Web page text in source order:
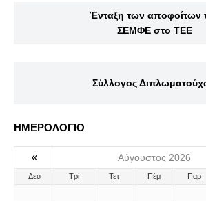
Ένταξη των αποφοίτων
ΣΕΜΦΕ στο ΤΕΕ
Σύλλογος
ΗΜΕΡΟΛΟΓΙΟ
« Αύγουστος 2026
Δευ Τρί Τετ Πέμ Παρ